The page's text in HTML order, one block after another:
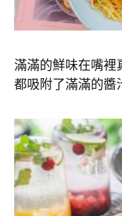
滿滿的鮮味在嘴裡
都吸附了滿滿的醬